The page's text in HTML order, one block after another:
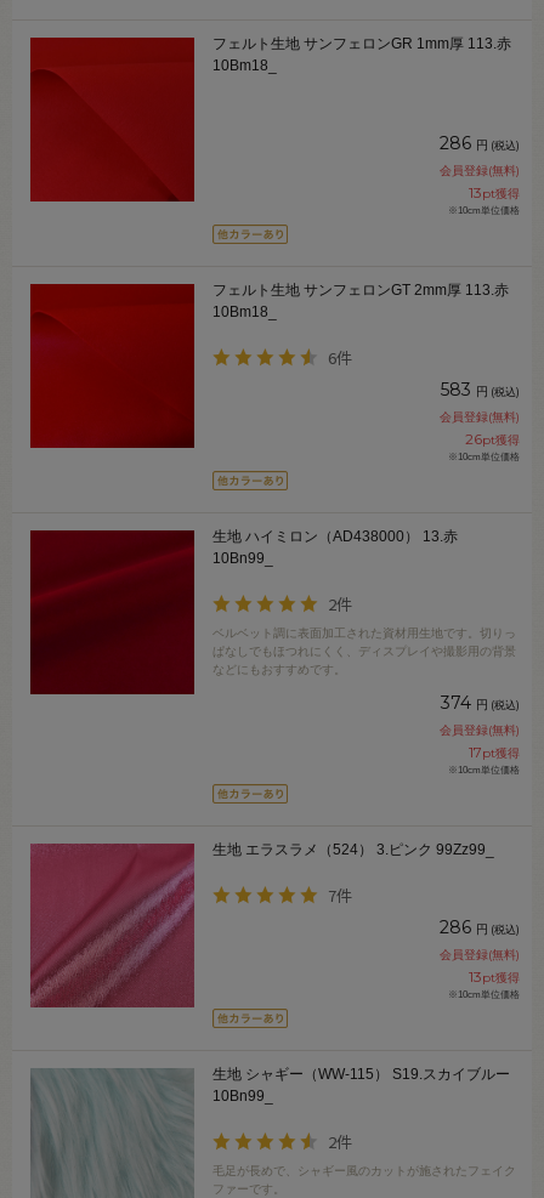
フェルト生地 サンフェロンGR 1mm厚 113.赤
10Bm18_
286 円 (税込)
会員登録(無料)
13pt獲得
※10cm単位価格
フェルト生地 サンフェロンGT 2mm厚 113.赤
10Bm18_
6件
583 円 (税込)
会員登録(無料)
26pt獲得
※10cm単位価格
生地 ハイミロン（AD438000） 13.赤
10Bn99_
2件
ベルベット調に表面加工された資材用生地です。切りっ
ぱなしでもほつれにくく、ディスプレイや撮影用の背景
などにもおすすめです。
374 円 (税込)
会員登録(無料)
17pt獲得
※10cm単位価格
生地 エラスラメ（524） 3.ピンク 99Zz99_
7件
286 円 (税込)
会員登録(無料)
13pt獲得
※10cm単位価格
生地 シャギー（WW-115） S19.スカイブルー
10Bn99_
2件
毛足が長めで、シャギー風のカットが施されたフェイク
ファーです。